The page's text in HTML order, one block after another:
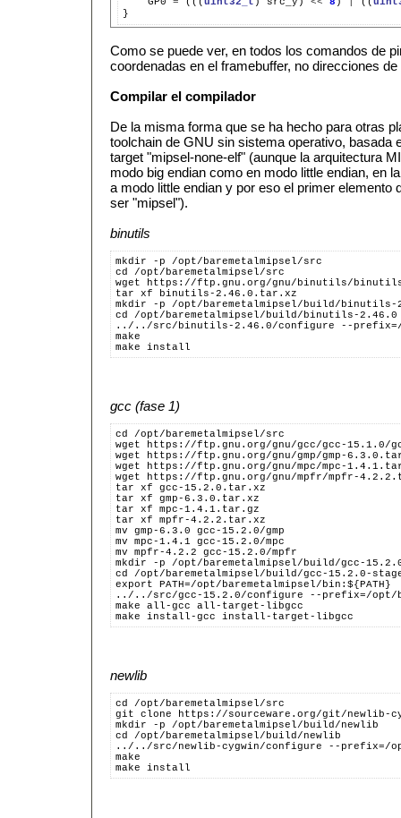
Como se puede ver, en todos los comandos de
coordenadas en el framebuffer, no direcciones
Compilar el compilador
De la misma forma que se ha hecho para otras
toolchain de GNU sin sistema operativo, basada
target "mipsel-none-elf" (aunque la arquitectura
modo big endian como en modo little endian, en
a modo little endian y por eso el primer elemento
ser "mipsel").
binutils
mkdir -p /opt/baremetalmipsel/src
cd /opt/baremetalmipsel/src
wget https://ftp.gnu.org/gnu/binutils/
tar xf binutils-2.46.0.tar.xz
mkdir -p /opt/baremetalmipsel/build/binutils-
cd /opt/baremetalmipsel/build/binutils-2.46.0
../../src/binutils-2.46.0/configure --prefix=/
make
make install
gcc (fase 1)
cd /opt/baremetalmipsel/src
wget https://ftp.gnu.org/gnu/gcc/gcc-15.1.0/
wget https://ftp.gnu.org/gnu/gmp/gmp-
wget https://ftp.gnu.org/gnu/mpc/mpc-
wget https://ftp.gnu.org/gnu/mpfr/mpfr-
tar xf gcc-15.2.0.tar.xz
tar xf gmp-6.3.0.tar.xz
tar xf mpc-1.4.1.tar.gz
tar xf mpfr-4.2.2.tar.xz
mv gmp-6.3.0 gcc-15.2.0/gmp
mv mpc-1.4.1 gcc-15.2.0/mpc
mv mpfr-4.2.2 gcc-15.2.0/mpfr
mkdir -p /opt/baremetalmipsel/build/gcc-
cd /opt/baremetalmipsel/build/gcc-15.2.0-
export PATH=/opt/baremetalmipsel/bin:${PATH}
../../src/gcc-15.2.0/configure --prefix=/opt/
make all-gcc all-target-libgcc
make install-gcc install-target-libgcc
newlib
cd /opt/baremetalmipsel/src
git clone https://sourceware.org/git/newlib-
mkdir -p /opt/baremetalmipsel/build/newlib
cd /opt/baremetalmipsel/build/newlib
../../src/newlib-cygwin/configure --prefix=/
make
make install